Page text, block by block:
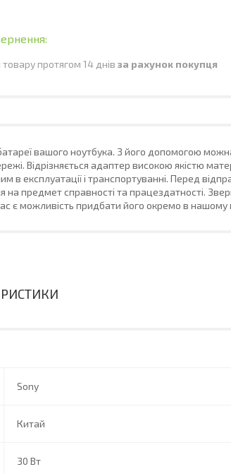
протягом 14 днів за рахунок покупця
вашого ноутбука. З його допомогою
Відрізняється адаптер високою якістю
в експлуатації і транспортуванні. Перед
предмет справності та працездатності.
є можливість придбати його окремо в нашому
Sony
Китай
30 Вт